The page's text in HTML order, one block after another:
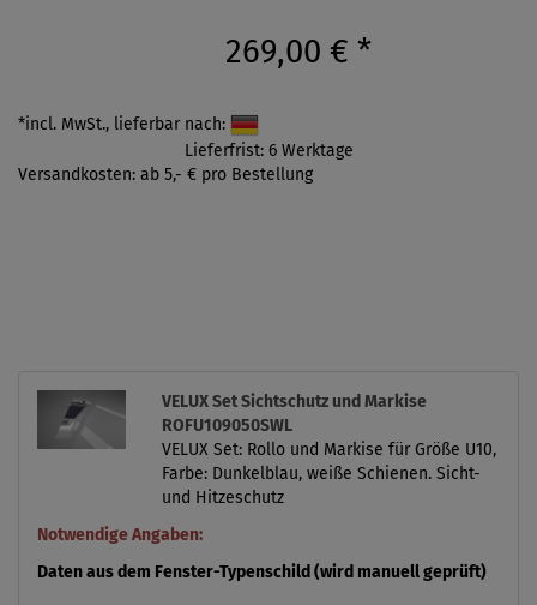
269,00 € *
*incl. MwSt., lieferbar nach:
Lieferfrist: 6 Werktage
Versandkosten: ab 5,- € pro Bestellung
VELUX Set Sichtschutz und Markise
ROFU109050SWL
VELUX Set: Rollo und Markise für Größe U10,
Farbe: Dunkelblau, weiße Schienen. Sicht-
und Hitzeschutz
Notwendige Angaben:
Daten aus dem Fenster-Typenschild (wird manuell geprüft)